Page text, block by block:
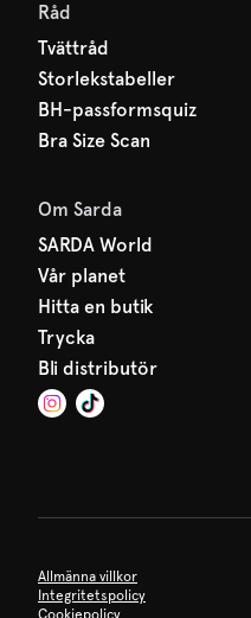
Råd
Tvättråd
Storlekstabeller
BH-passformsquiz
Bra Size Scan
Om Sarda
SARDA World
Vår planet
Hitta en butik
Trycka
Bli distributör
Allmänna villkor
Integritetspolicy
Cookiepolicy